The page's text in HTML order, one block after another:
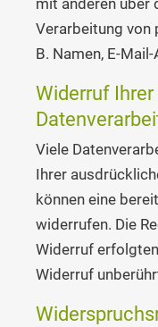
mit anderen über
Verarbeitung von
B. Namen, E-
Widerruf
Viele
Ihrer
können eine
widerrufen. Die
Widerruf
Widerruf